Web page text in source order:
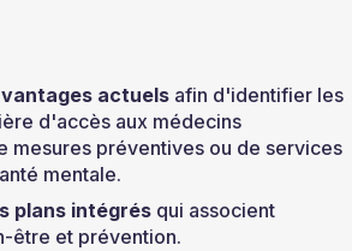
actuels afin d'identifier les
d'accès aux médecins
mesures préventives ou de services
mentale.
plans intégrés qui associent
être et prévention.